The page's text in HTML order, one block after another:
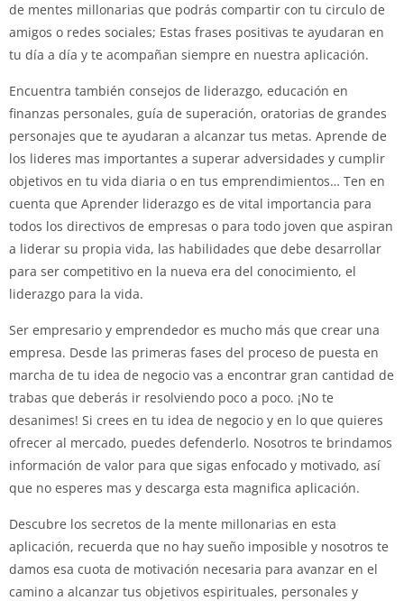
de mentes millonarias que podrás compartir con tu circulo de
amigos o redes sociales; Estas frases positivas te ayudaran en
tu día a día y te acompañan siempre en nuestra aplicación.
Encuentra también consejos de liderazgo, educación en
finanzas personales, guía de superación, oratorias de grandes
personajes que te ayudaran a alcanzar tus metas. Aprende de
los lideres mas importantes a superar adversidades y cumplir
objetivos en tu vida diaria o en tus emprendimientos… Ten en
cuenta que Aprender liderazgo es de vital importancia para
todos los directivos de empresas o para todo joven que aspiran
a liderar su propia vida, las habilidades que debe desarrollar
para ser competitivo en la nueva era del conocimiento, el
liderazgo para la vida.
Ser empresario y emprendedor es mucho más que crear una
empresa. Desde las primeras fases del proceso de puesta en
marcha de tu idea de negocio vas a encontrar gran cantidad de
trabas que deberás ir resolviendo poco a poco. ¡No te
desanimes! Si crees en tu idea de negocio y en lo que quieres
ofrecer al mercado, puedes defenderlo. Nosotros te brindamos
información de valor para que sigas enfocado y motivado, así
que no esperes mas y descarga esta magnifica aplicación.
Descubre los secretos de la mente millonarias en esta
aplicación, recuerda que no hay sueño imposible y nosotros te
damos esa cuota de motivación necesaria para avanzar en el
camino a alcanzar tus objetivos espirituales, personales y